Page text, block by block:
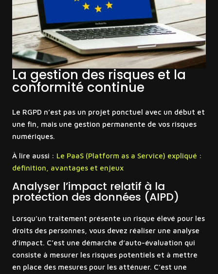
La gestion des risques et la
conformité continue
Le RGPD n’est pas un projet ponctuel avec un début et
une fin, mais une gestion permanente de vos risques
numériques.
À lire aussi : Le PaaS (Platform as a Service) expliqué :
définition, avantages et enjeux
Analyser l’impact relatif à la
protection des données (AIPD)
Lorsqu’un traitement présente un risque élevé pour les
droits des personnes, vous devez réaliser une analyse
d’impact. C’est une démarche d’auto-évaluation qui
consiste à mesurer les risques potentiels et à mettre
en place des mesures pour les atténuer. C’est une